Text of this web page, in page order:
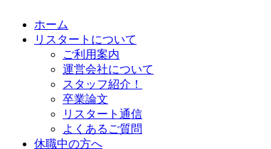
ホーム
リスタートについて
ご利用案内
運営会社について
スタッフ紹介！
卒業論文
リスタート通信
よくあるご質問
休職中の方へ